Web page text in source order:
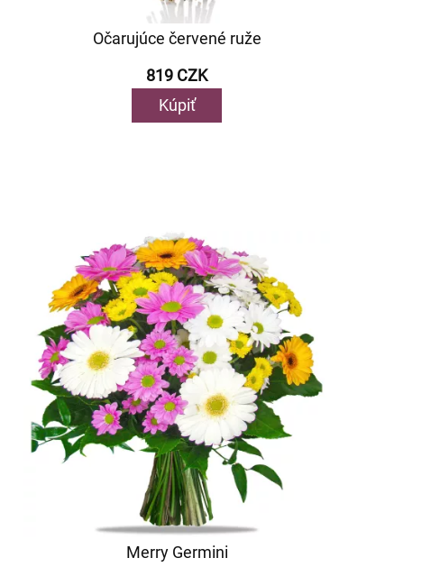
Očarujúce červené ruže
819 CZK
Kúpiť
Merry Germini